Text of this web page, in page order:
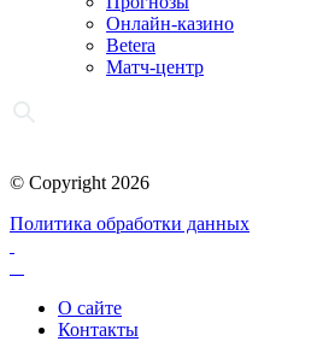
Онлайн-казино
Betera
Матч-центр
© Copyright 2026
Политика обработки данных
О сайте
Контакты